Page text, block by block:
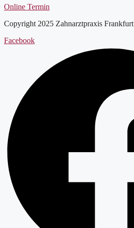
Online Termin
Copyright 2025 Zahnarztpraxis Frankfurt
Facebook